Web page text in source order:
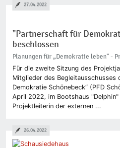
"Partnerschaft für
beschlossen
Planungen für „Demokratie leben" -
Für die zweite Sitzung des
Mitglieder des Begleitausschusses
Demokratie Schönebeck“ (PFD
April 2022, im Bootshaus "Delphin"
Projektleiterin der externen ...
27.04.2022
26.04.2022